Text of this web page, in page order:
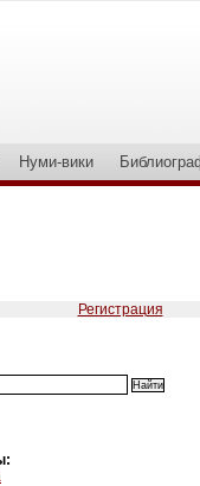
Нуми-вики
Регистрация